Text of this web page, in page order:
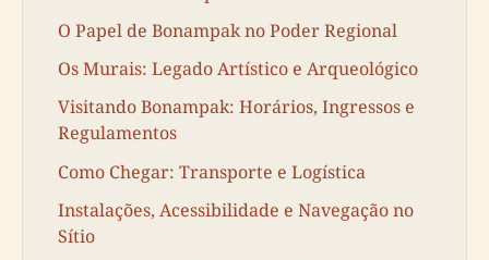
O Papel de Bonampak no Poder Regional
Os Murais: Legado Artístico e Arqueológico
Visitando Bonampak: Horários, Ingressos e
Regulamentos
Como Chegar: Transporte e Logística
Instalações, Acessibilidade e Navegação no
Sítio